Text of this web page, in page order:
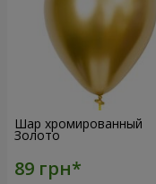
Шар хромированный
Золото